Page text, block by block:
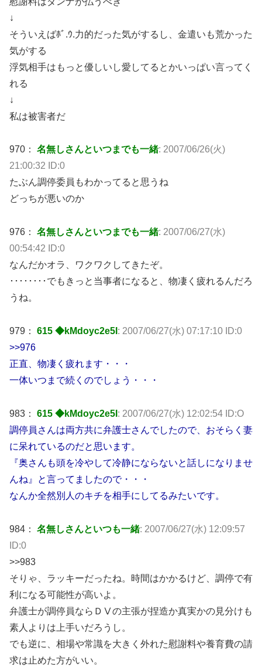
↓
そういえばﾎﾞ.ｳ.力的だった気がするし、金遣いも荒かった
気がする
浮気相手はもっと優しいし愛してるとかいっぱい言ってく
れる
↓
私は被害者だ
970： 名無しさんといつまでも一緒: 2007/06/26(火)
21:00:32 ID:0
たぶん調停委員もわかってると思うね
どっちが悪いのか
976： 名無しさんといつまでも一緒: 2007/06/27(水)
00:54:42 ID:0
なんだかオラ、ワクワクしてきたぞ。
････････でもきっと当事者になると、物凄く疲れるんだろ
うね。
979： 615 ◆kMdoyc2e5I : 2007/06/27(水) 07:17:10 ID:0
>>976
正直、物凄く疲れます・・・
一体いつまで続くのでしょう・・・
983： 615 ◆kMdoyc2e5I : 2007/06/27(水) 12:02:54 ID:O
調停員さんは両方共に弁護士さんでしたので、おそらく妻
に呆れているのだと思います。
『奥さんも頭を冷やして冷静にならないと話しになりませ
んね』と言ってましたので・・・
なんか全然別人のキチを相手にしてるみたいです。
984： 名無しさんといつも一緒: 2007/06/27(水) 12:09:57
ID:0
>>983
そりゃ、ラッキーだったね。時間はかかるけど、調停で有
利になる可能性が高いよ。
弁護士が調停員ならＤⅤの主張が捏造か真実かの見分けも
素人よりは上手いだろうし。
でも逆に、相場や常識を大きく外れた慰謝料や養育費の請
求は止めた方がいい。